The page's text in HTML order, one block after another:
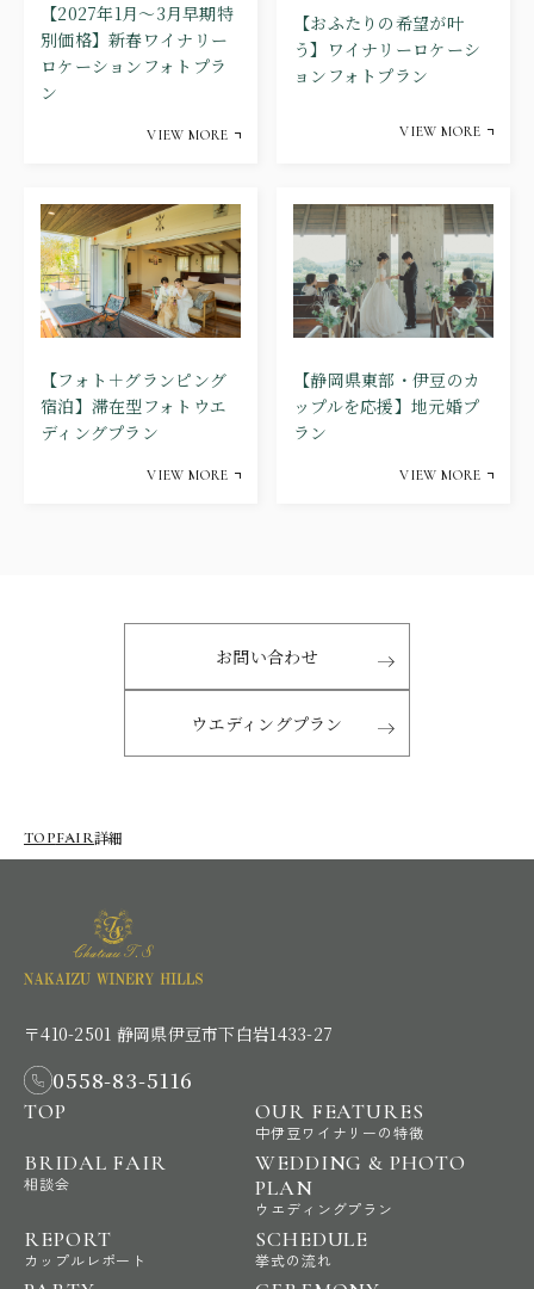
【2027年1月～3月早期特
別価格】新春ワイナリー
ロケーションフォトプラ
ン
VIEW MORE
【おふたりの希望が叶
う】ワイナリーロケーシ
ョンフォトプラン
VIEW MORE
【フォト＋グランピング
宿泊】滞在型フォトウエ
ディングプラン
VIEW MORE
【静岡県東部・伊豆のカ
ップルを応援】地元婚プ
ラン
VIEW MORE
お問い合わせ
ウエディングプラン
TOPFAIR詳細
〒410-2501 静岡県伊豆市下白岩1433-27
0558-83-5116
TOP OUR FEATURES
中伊豆ワイナリーの特徴
BRIDAL FAIR
相談会
WEDDING & PHOTO
PLAN
ウエディングプラン
REPORT
カップルレポート
SCHEDULE
挙式の流れ